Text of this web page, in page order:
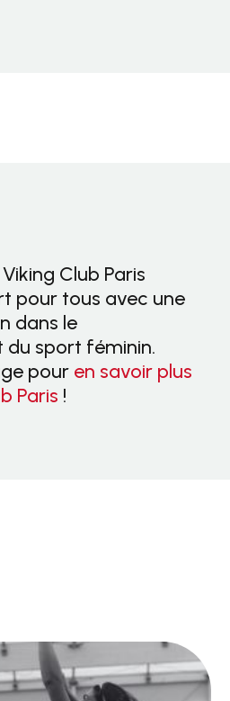
Club Paris
pour tous avec une
dans le
du sport féminin.
pour en savoir plus
Paris !